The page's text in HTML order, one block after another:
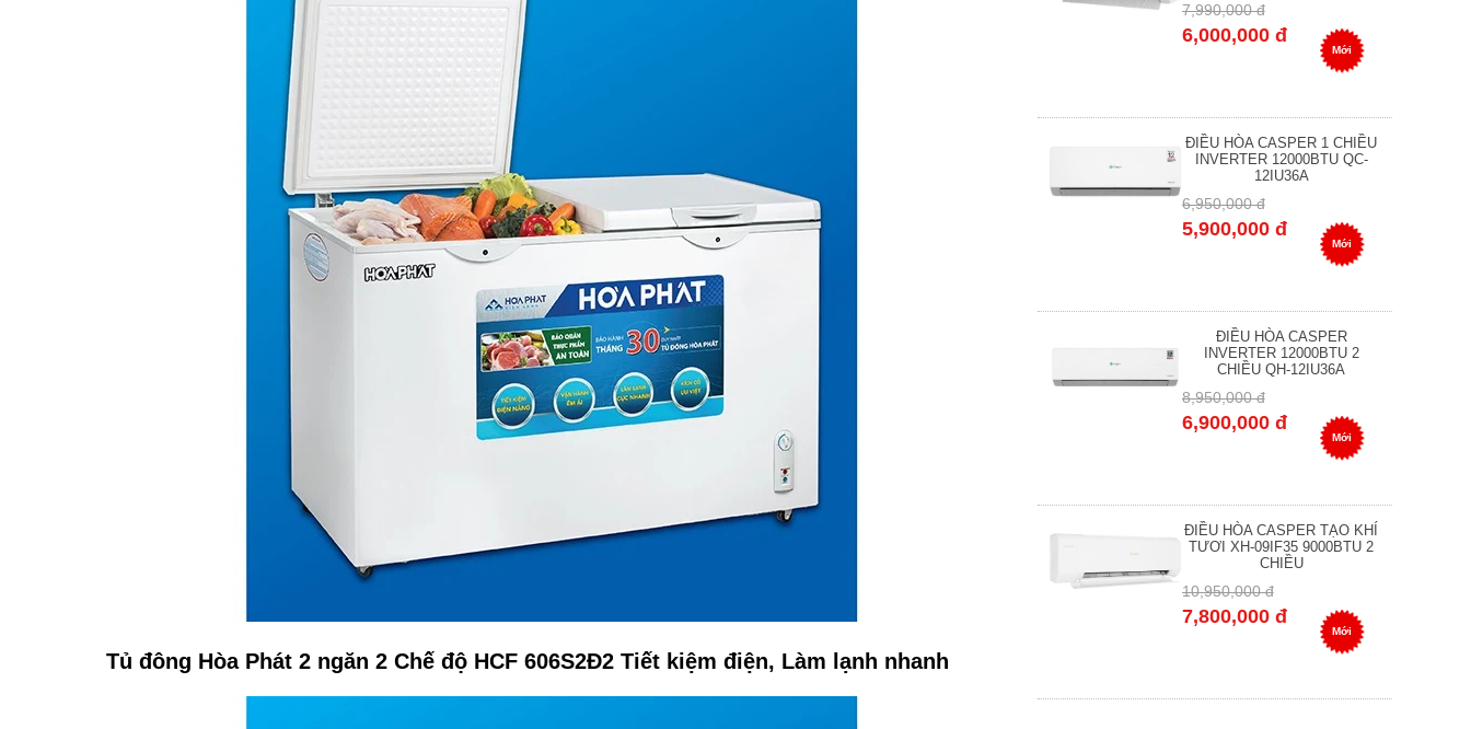
Tủ đông Hòa Phát 2 ngăn 2 Chế độ HCF 606S2Đ2 Tiết kiệm điện, Làm lạnh nhanh
7,990,000 đ
6,000,000 đ
Mới
ĐIỀU HÒA CASPER 1 CHIỀU
INVERTER 12000BTU QC-
12IU36A
6,950,000 đ
5,900,000 đ
Mới
ĐIỀU HÒA CASPER
INVERTER 12000BTU 2
CHIỀU QH-12IU36A
8,950,000 đ
6,900,000 đ
Mới
ĐIỀU HÒA CASPER TẠO KHÍ
TƯƠI XH-09IF35 9000BTU 2
CHIỀU
10,950,000 đ
7,800,000 đ
Mới